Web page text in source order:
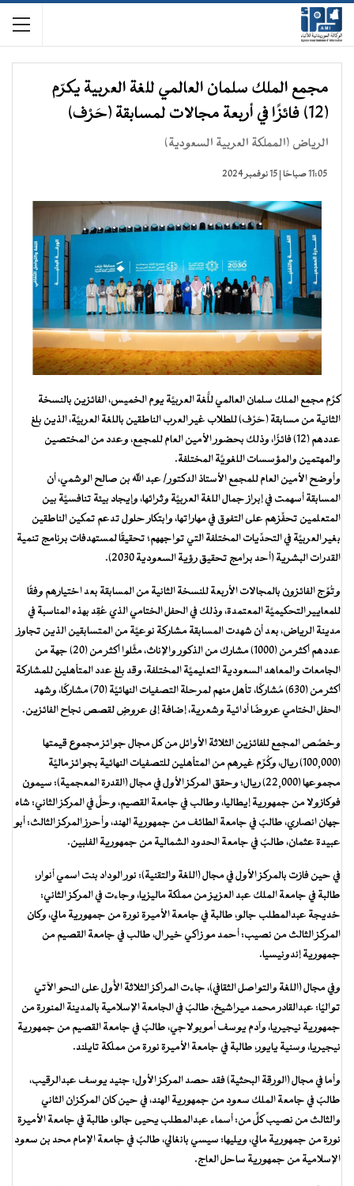
مجمع الملك سلمان العالمي للغة العربية يكرّم
(12) فائزًا في أربعة مجالات لمسابقة (حَرْف)
الرياض (المملكة العربية السعودية)
11:05 صباحًا | 15 نوفمبر 2024
كرَّم مجمع الملك سلمان العالمي للُّغة العربيَّة يوم الخميس، الفائزين بالنسخة
الثانية من مسابقة (حَرْف) للطلاب غير العرب الناطقين باللغة العربيَّة، الذين بلغ
عددهم (12) فائزًا، وذلك بحضور الأمين العام للمجمع، وعدد من المختصين
والمهتمين والمؤسسات اللغويَّة المختلفة.
وأوضح الأمين العام للمجمع الأستاذ الدكتور/ عبد الله بن صالح الوشمي، أن
المسابقة أسهمت في إبراز جمال اللغة العربيَّة وثرائها، وإيجاد بيئة تنافسيَّة بين
المتعلمين تحفِّزهم على التفوق في مهاراتها، وابتكار حلول تدعم تمكين الناطقين
بغير العربيَّة في التحدِّيات المختلفة التي تواجههم؛ تحقيقًا لمستهدفات برنامج تنمية
القدرات البشرية (أحد برامج تحقيق رؤية السعودية 2030).
وتُوِّج الفائزون بالمجالات الأربعة للنسخة الثانية من المسابقة بعد اختيارهم وفقًا
للمعايير التحكيميَّة المعتمدة، وذلك في الحفل الختامي الذي عُقِد بهذه المناسبة في
مدينة الرياض، بعد أن شهدت المسابقة مشاركة نوعيَّة من المتسابقين الذين تجاوز
عددهم أكثر من (1000) مشارك من الذكور والإناث، مثَّلوا أكثر من (20) جهة من
الجامعات والمعاهد السعودية التعليميَّة المختلفة، وقد بلغ عدد المتأهلين للمشاركة
أكثر من (630) مُشاركًا، تأهل منهم لمرحلة التصفيات النهائيَّة (70) مشاركًا، وشهد
الحفل الختامي عروضًا أدائية وشعرية، إضافة إلى عروضٍ لقصص نجاح الفائزين.
وخصَّص المجمع للفائزين الثلاثة الأوائل من كل مجال جوائز مجموع قيمتها
(100,000) ريال، وكُرِّم غيرهم من المتأهلين للتصفيات النهائية بجوائز ماليَّة
مجموعها (22,000) ريال؛ وحقق المركز الأول في مجال (القدرة المعجمية): سيمون
فوكازولا من جمهورية إيطاليا، وطالب في جامعة القصيم، وحلَّ في المركز الثاني: شاه
جهان انصاري، طالبٌ في جامعة الطائف من جمهورية الهند، وأحرز المركز الثالث: أبو
عبيدة عثمان، طالبٌ في جامعة الحدود الشمالية من جمهورية الفلبين.
في حين فازت بالمركز الأول في مجال (اللغة والتقنية): نور الوداد بنت اسمي أنوار،
طالبة في جامعة الملك عبد العزيز من مملكة ماليزيا، وجاءت في المركز الثاني:
خديجة عبدالمطلب جالو، طالبة في جامعة الأميرة نورة من جمهورية مالي، وكان
المركز الثالث من نصيب: أحمد مو زاكي خير ال، طالب في جامعة القصيم من
جمهورية إندونيسيا.
وفي مجال (اللغة والتواصل الثقافي)، جاءت المراكز الثلاثة الأُول على النحو الآتي
تواليًا: عبدالقادر محمد ميراشيخ، طالبٌ في الجامعة الإسلامية بالمدينة المنورة من
جمهورية نيجيريا، وآدم يوسف أموبولاجي، طالبٌ في جامعة القصيم من جمهورية
نيجيريا، وسنية يايور، طالبة في جامعة الأميرة نورة من مملكة تايلند.
وأما في مجال (الورقة البحثية) فقد حصد المركز الأول: جنيد يوسف عبدالرقيب،
طالبٌ في جامعة الملك سعود من جمهورية الهند، في حين كان المركزان الثاني
والثالث من نصيب كلٍّ من: أسماء عبدالمطلب يحيى جالو، طالبة في جامعة الأميرة
نورة من جمهورية مالي، ويليها: سيسي بانغالي، طالبٌ في جامعة الإمام محد بن سعود
الإسلامية من جمهورية ساحل العاج.